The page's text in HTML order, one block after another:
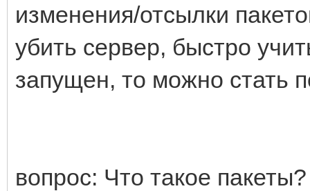
изменения/отсылки
убить сервер, быстро
запущен, то можно стать
вопрос: Что такое пакеты?